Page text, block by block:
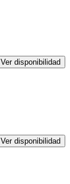
Ver disponibilidad
Ver disponibilidad